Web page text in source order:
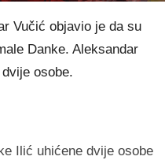
Vučić objavio je da su
Danke. Aleksandar
osobe.
Ilić uhićene dvije osobe